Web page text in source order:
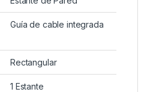
‎Guía de cable integrada
‎Rectangular
‎1 Estante